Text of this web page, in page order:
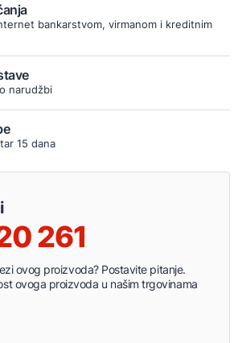
bankarstvom, virmanom i kreditnim
narudžbi
15 dana
261
ovog proizvoda? Postavite pitanje.
ovoga proizvoda u našim trgovinama